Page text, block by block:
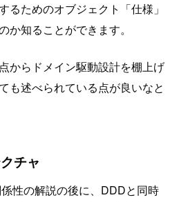
るためのオブジェクト「仕様」
か知ることができます。
からドメイン駆動設計を棚上げ
も述べられている点が良いなと
チャ
性の解説の後に、DDDと同時